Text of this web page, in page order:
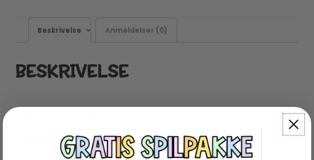
Beskrivelse Anmeldelser (0)
BESKRIVELSE
FODBOLDSPILLERE